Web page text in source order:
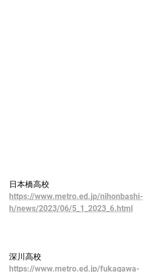
日本橋高校
https://www.metro.ed.jp/nihonbashi-
h/news/2023/06/5_1_2023_6.html
深川高校
https://www.metro.ed.jp/fukagawa-